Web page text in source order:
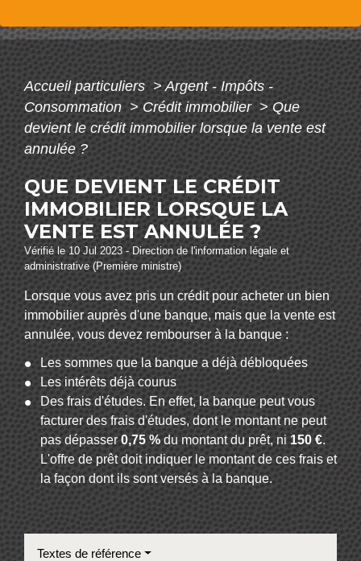
Accueil particuliers > Argent - Impôts -
Consommation > Crédit immobilier> Que
devient le crédit immobilier lorsque la vente est
annulée ?
QUE DEVIENT LE CRÉDIT
IMMOBILIER LORSQUE LA
VENTE EST ANNULÉE ?
Vérifié le 10 Jul 2023 - Direction de l'information légale et
administrative (Première ministre)
Lorsque vous avez pris un crédit pour acheter un bien
immobilier auprès d'une banque, mais que la vente est
annulée, vous devez rembourser à la banque :
Les sommes que la banque a déjà débloquées
Les intérêts déjà courus
Des frais d'études. En effet, la banque peut vous
facturer des frais d'études, dont le montant ne peut
pas dépasser0,75 %du montant du prêt, ni150 €.
L'offre de prêt doit indiquer le montant de ces frais et
la façon dont ils sont versés à la banque.
Textes de référence